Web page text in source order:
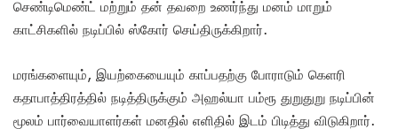
செண்டிமெண்ட் மற்றும் தன் தவறை உணர்ந்து மனம் மாறும்
காட்சிகளில் நடிப்பில் ஸ்கோர் செய்திருக்கிறார்.
மரங்களையும், இயற்கையையும் காப்பதற்கு போராடும் கெளரி
கதாபாத்திரத்தில் நடித்திருக்கும் அஹல்யா பம்ரூ துறுதுறு நடிப்பின்
மூலம் பார்வையாளர்கள் மனதில் எளிதில் இடம் பிடித்து விடுகிறார்.